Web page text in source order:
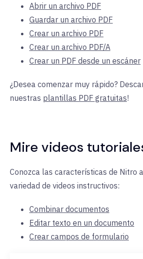
Abrir un archivo PDF
Guardar un archivo PDF
Crear un archivo PDF
Crear un archivo PDF/A
Crear un PDF desde un escáner
¿Desea comenzar muy rápido?
nuestras plantillas PDF gratuitas!
Mire videos
Conozca las características de Nitro
variedad de videos instructivos:
Combinar documentos
Editar texto en un documento
Crear campos de formulario